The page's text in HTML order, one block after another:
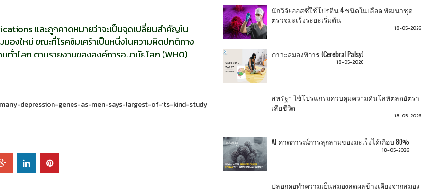
และถูกคาดหมายว่าจะเป็นจุดเปลี่ยนสำคัญใน
มองใหม่ ขณะที่โรคซึมเศร้าเป็นหนึ่งในความผิดปกติทาง
วโลก ตามรายงานขององค์การอนามัยโลก (WHO)
depression-genes-as-men-says-largest-of-its-kind-study
นักวิจัยออสซี่ใช้โปรตีน 4 ชนิดในเลือด พัฒนาชุด
ตรวจมะเร็งระยะเริ่มต้น
18-05-2026
ภาวะสมองพิการ (Cerebral Palsy)
18-05-2026
สหรัฐฯ ใช้โปรแกรมควบคุมความดันโลหิตลดอัตรา
เสียชีวิต
18-05-2026
AI คาดการณ์การลุกลามของมะเร็งได้เกือบ 80%
18-05-2026
ปลอกคอทำความเย็นสมองลดผลข้างเคียงจากสมอง